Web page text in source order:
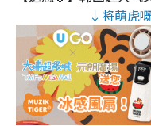
↓将萌虎